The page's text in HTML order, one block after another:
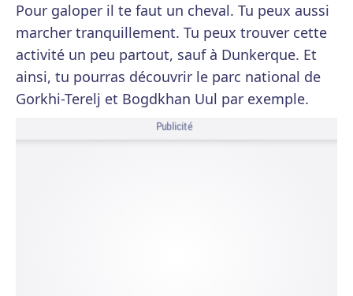
Pour galoper il te faut un cheval. Tu peux aussi
marcher tranquillement. Tu peux trouver cette
activité un peu partout, sauf à Dunkerque. Et
ainsi, tu pourras découvrir le parc national de
Gorkhi-Terelj et Bogdkhan Uul par exemple.
Publicité